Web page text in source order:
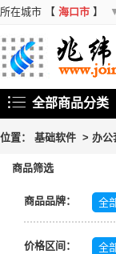
所在城市 【 海口市 】
全部商品分类
位置： 基础软件 > 办公
商品筛选
商品品牌： 全
中
福
价格区间： 全